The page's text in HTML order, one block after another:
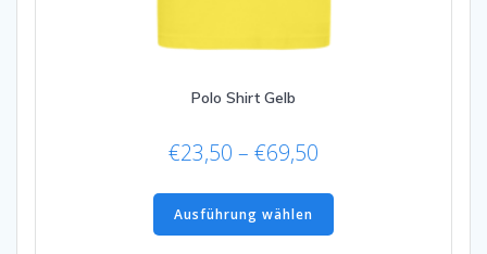
Polo Shirt Gelb
€23,50 – €69,50
€69,50
Ausführung wählen
Dieses
weist